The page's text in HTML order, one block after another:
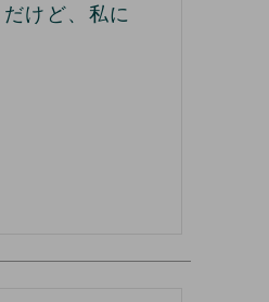
けど、私に